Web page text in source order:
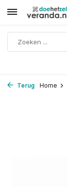
Terug Home